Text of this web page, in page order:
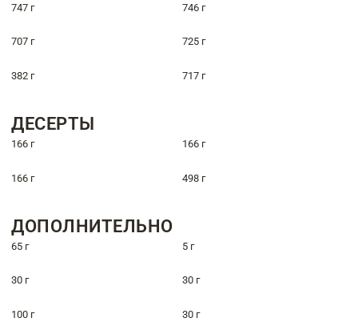
747 г 746 г
707 г 725 г
382 г 717 г
ДЕСЕРТЫ
166 г 166 г
166 г 498 г
ДОПОЛНИТЕЛЬНО
65 г 5 г
30 г 30 г
100 г 30 г